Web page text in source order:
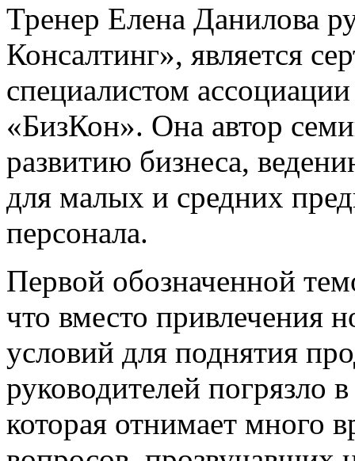
Тренер Елена Данилова
Консалтинг», является
специалистом
«БизКон». Она автор
развитию бизнеса,
для малых и средних
персонала.
Первой обозначенной
что вместо привлечения
условий для поднятия
руководителей погрязло
которая отнимает много